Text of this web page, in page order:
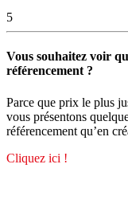
5
Vous souhaitez voir
référencement ?
Parce que prix le plus
vous présentons
référencement qu’en
Cliquez ici !